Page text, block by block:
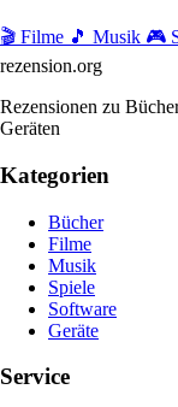
🎬 Filme 🎵 Musik 🎮
rezension.org
Rezensionen zu
Geräten
Kategorien
Bücher
Filme
Musik
Spiele
Software
Geräte
Service